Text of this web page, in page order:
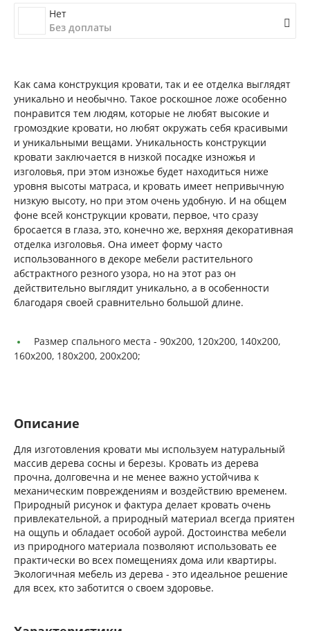
Нет
Без доплаты
Как сама конструкция кровати, так и ее отделка выглядят
уникально и необычно. Такое роскошное ложе особенно
понравится тем людям, которые не любят высокие и
громоздкие кровати, но любят окружать себя красивыми
и уникальными вещами. Уникальность конструкции
кровати заключается в низкой посадке изножья и
изголовья, при этом изножье будет находиться ниже
уровня высоты матраса, и кровать имеет непривычную
низкую высоту, но при этом очень удобную. И на общем
фоне всей конструкции кровати, первое, что сразу
бросается в глаза, это, конечно же, верхняя декоративная
отделка изголовья. Она имеет форму часто
использованного в декоре мебели растительного
абстрактного резного узора, но на этот раз он
действительно выглядит уникально, а в особенности
благодаря своей сравнительно большой длине.
Размер спального места - 90х200, 120х200, 140х200,
160х200, 180х200, 200х200;
Описание
Для изготовления кровати мы используем натуральный
массив дерева сосны и березы. Кровать из дерева
прочна, долговечна и не менее важно устойчива к
механическим повреждениям и воздействию временем.
Природный рисунок и фактура делает кровать очень
привлекательной, а природный материал всегда приятен
на ощупь и обладает особой аурой. Достоинства мебели
из природного материала позволяют использовать ее
практически во всех помещениях дома или квартиры.
Экологичная мебель из дерева - это идеальное решение
для всех, кто заботится о своем здоровье.